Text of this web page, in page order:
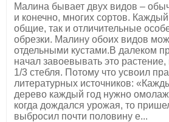
Малина бывает двух видов –
и конечно, многих сортов.
общие, так и отличительные
обрезки. Малину обоих видов
отдельными кустами.В далеком
начал завоевывать это
1/3 стебля. Потому что усвоил
литературных источников:
дерево каждый год нужно
когда дождался урожая, то
выбросил почти половину е...